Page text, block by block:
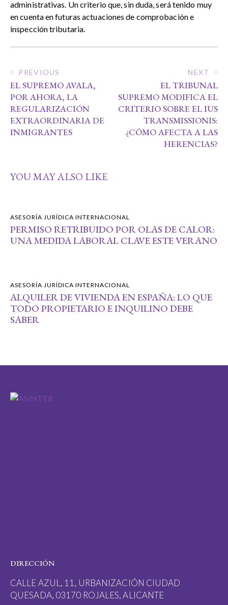
administrativas. Un criterio que, sin duda, será tenido muy
en cuenta en futuras actuaciones de comprobación e
inspección tributaria.
PREVIOUS
EL SUPREMO AVALA,
POR AHORA, LA
REGULARIZACIÓN
EXTRAORDINARIA DE
INMIGRANTES
NEXT
EL TRIBUNAL
SUPREMO MODIFICA EL
CRITERIO SOBRE EL IUS
TRANSMISSIONIS:
¿CÓMO AFECTA A LAS
HERENCIAS?
YOU MAY ALSO LIKE
ASESORÍA JURÍDICA INTERNACIONAL
PERMISO RETRIBUIDO POR OLAS DE CALOR:
UNA MEDIDA LABORAL CLAVE ESTE VERANO
ASESORÍA JURÍDICA INTERNACIONAL
ALQUILER DE VIVIENDA EN ESPAÑA: LO QUE
TODO PROPIETARIO E INQUILINO DEBE
SABER
DIRECCIÓN
CALLE AZUL, 11, URBANIZACIÓN CIUDAD
QUESADA, 03170 ROJALES, ALICANTE